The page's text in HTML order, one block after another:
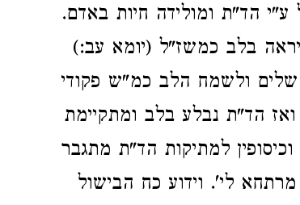
‏הד"ת ומולידה חיות באדם.
בלב כמשז"ל (יומא ‏עב:)
ולשמח הלב כמ"ש פקודי
הד"ת נבלע בלב ומתקיימת
למתיקות הד"ת מתגבר
לי'. ‏וידוע כח הבישול